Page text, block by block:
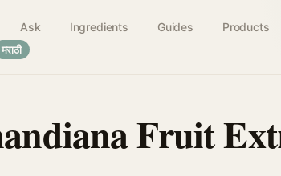
Ask Ingredients Guides Products
मराठी
Fruit